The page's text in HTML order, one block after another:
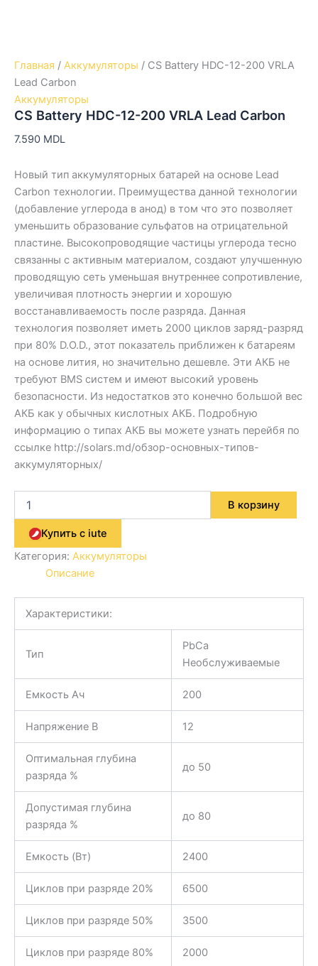
Главная / Аккумуляторы / CS Battery HDC-12-200 VRLA
Lead Carbon
Аккумуляторы
CS Battery HDC-12-200 VRLA Lead Carbon
7.590 MDL
Новый тип аккумуляторных батарей на основе Lead
Carbon технологии. Преимущества данной технологии
(добавление углерода в анод) в том что это позволяет
уменьшить образование сульфатов на отрицательной
пластине. Высокопроводящие частицы углерода тесно
связанны с активным материалом, создают улучшенную
проводящую сеть уменьшая внутреннее сопротивление,
увеличивая плотность энергии и хорошую
восстанавливаемость после разряда. Данная
технология позволяет иметь 2000 циклов заряд-разряд
при 80% D.O.D., этот показатель приближен к батареям
на основе лития, но значительно дешевле. Эти АКБ не
требуют BMS систем и имеют высокий уровень
безопасности. Из недостатков это конечно большой вес
АКБ как у обычных кислотных АКБ. Подробную
информацию о типах АКБ вы можете узнать перейбя по
ссылке http://solars.md/обзор-основных-типов-
аккумуляторных/
В корзину
Купить с iute
Категория: Аккумуляторы
Описание
Характеристики:
Тип
PbCa
Необслуживаемые
Емкость Ач 200
Напряжение В 12
Оптимальная глубина
разряда %
до 50
Допустимая глубина
разряда %
до 80
Емкость (Вт) 2400
Циклов при разряде 20% 6500
Циклов при разряде 50% 3500
Циклов при разряде 80% 2000